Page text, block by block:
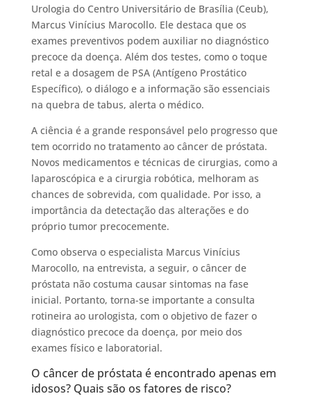
Urologia do Centro Universitário de Brasília (Ceub),
Marcus Vinícius Marocollo. Ele destaca que os
exames preventivos podem auxiliar no diagnóstico
precoce da doença. Além dos testes, como o toque
retal e a dosagem de PSA (Antígeno Prostático
Específico), o diálogo e a informação são essenciais
na quebra de tabus, alerta o médico.
A ciência é a grande responsável pelo progresso que
tem ocorrido no tratamento ao câncer de próstata.
Novos medicamentos e técnicas de cirurgias, como a
laparoscópica e a cirurgia robótica, melhoram as
chances de sobrevida, com qualidade. Por isso, a
importância da detectação das alterações e do
próprio tumor precocemente.
Como observa o especialista Marcus Vinícius
Marocollo, na entrevista, a seguir, o câncer de
próstata não costuma causar sintomas na fase
inicial. Portanto, torna-se importante a consulta
rotineira ao urologista, com o objetivo de fazer o
diagnóstico precoce da doença, por meio dos
exames físico e laboratorial.
O câncer de próstata é encontrado apenas em
idosos? Quais são os fatores de risco?